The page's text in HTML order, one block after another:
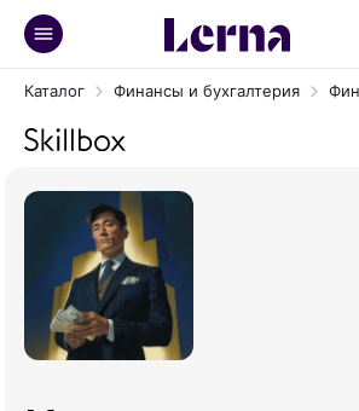
Каталог Финансы и бухгалтерия